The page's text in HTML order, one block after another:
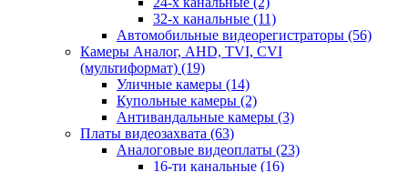
32-х канальные (11)
Автомобильные видеорегистраторы (56)
Камеры Аналог, AHD, TVI, CVI
(мультиформат) (19)
Уличные камеры (14)
Купольные камеры (2)
Антивандальные камеры (3)
Платы видеозахвата (63)
Аналоговые видеоплаты (23)
16-ти канальные (16)